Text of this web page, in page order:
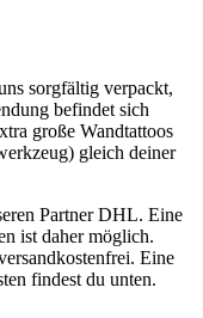
sorgfältig verpackt,
befindet sich
große Wandtattoos
gleich deiner
Partner DHL. Eine
ist daher möglich.
Eine
findest du unten.